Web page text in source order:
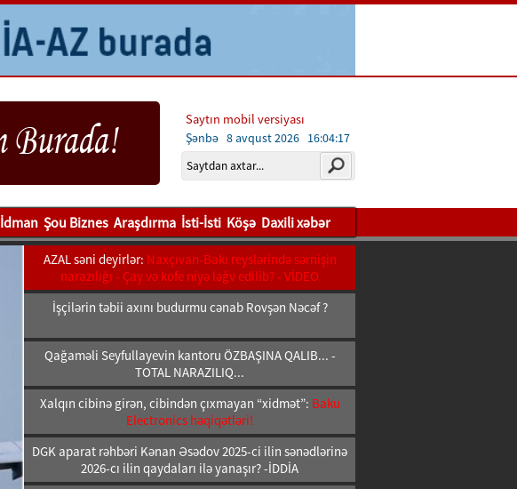
Saytın mobil versiyası
Şənbə 8 avqust 2026 16:04:19
İdman Şou Biznes Araşdırma İsti-İsti Köşə Daxili xəbər
AZAL səni deyirlər: Naxçıvan-Bakı reyslərində sərnişin
narazılığı - Çay və kofe niyə ləğv edilib? - VİDEO
İşçilərin təbii axını budurmu cənab Rovşən Nəcəf ?
Qağaməli Seyfullayevin kantoru ÖZBAŞINA QALIB... -
TOTAL NARAZILIQ...
Xalqın cibinə girən, cibindən çıxmayan “xidmət”: Baku
Electronics həqiqətləri!
DGK aparat rəhbəri Kənan Əsədov 2025-ci ilin sənədlərinə
2026-cı ilin qaydaları ilə yanaşır? -İDDİA